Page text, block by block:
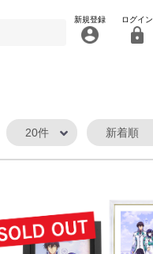
新規登録 ログイン